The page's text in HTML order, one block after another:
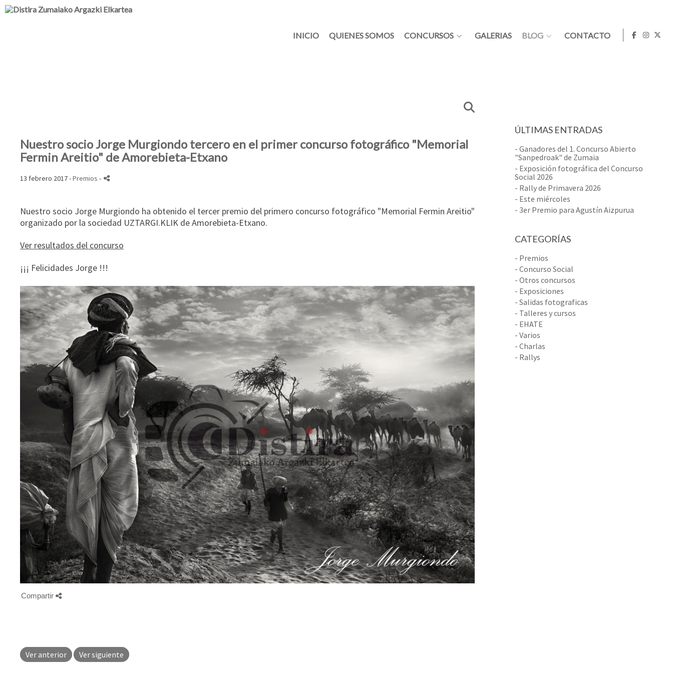
INICIO QUIENES SOMOS CONCURSOS GALERIAS BLOG CONTACTO
Nuestro socio Jorge Murgiondo tercero en el primer concurso fotográfico "Memorial
Fermin Areitio" de Amorebieta-Etxano
13 febrero 2017 -Premios -
Nuestro socio Jorge Murgiondo ha obtenido el tercer premio del primero concurso fotográfico "Memorial Fermin Areitio"
organizado por la sociedad UZTARGI.KLIK de Amorebieta-Etxano.
Ver resultados del concurso
¡¡¡ Felicidades Jorge !!!
Compartir
Ver anterior Ver siguiente
ÚLTIMAS ENTRADAS
- Ganadores del 1. Concurso Abierto
"Sanpedroak" de Zumaia
- Exposición fotográfica del Concurso
Social 2026
- Rally de Primavera 2026
- Este miércoles
- 3er Premio para Agustín Aizpurua
CATEGORÍAS
- Premios
- Concurso Social
- Otros concursos
- Exposiciones
- Salidas fotograficas
- Talleres y cursos
- EHATE
- Varios
- Charlas
- Rallys